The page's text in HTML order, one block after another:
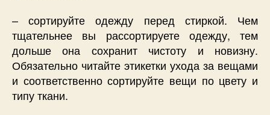
– сортируйте одежду перед стиркой. Чем
тщательнее вы рассортируете одежду, тем
дольше она сохранит чистоту и новизну.
Обязательно читайте этикетки ухода за вещами
и соответственно сортируйте вещи по цвету и
типу ткани.